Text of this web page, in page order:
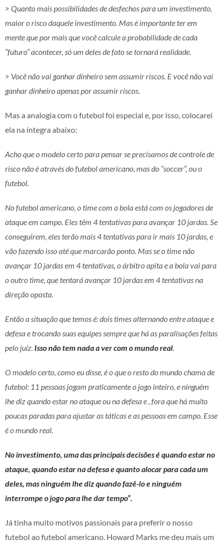
> Quanto mais possibilidades de desfechos para um investimento,
maior o risco daquele investimento. Mas é importante ter em
mente que por mais que você calcule a probabilidade de cada
“futuro” acontecer, só um deles de fato se tornará realidade.
> Você não vai ganhar dinheiro sem assumir riscos. E você não vai
ganhar dinheiro apenas por assumir riscos.
Mas a analogia com o futebol foi especial e, por isso, colocarei
ela na íntegra abaixo:
Acho que o modelo certo para pensar se precisamos de controle de
risco não é através do futebol americano, mas do “soccer”, ou o
futebol.
No futebol americano, o time com a bola está com os jogadores de
ataque em campo. Eles têm 4 tentativas para avançar 10 jardas. Se
conseguirem, eles terão mais 4 tentativas para ir mais 10 jardas, e
vão fazendo isso até que marcarão ponto. Mas se o time não
avançar 10 jardas em 4 tentativas, o árbitro apita e a bola vai para
o outro time, que tentará avançar 10 jardas em 4 tentativas na
direção oposta.
Então a situação que temos é: dois times alternando entre ataque e
defesa e trocando suas equipes sempre que há as paralisações feitas
pelo juíz. Isso não tem nada a ver com o mundo real.
O modelo certo, como eu disse, é o que o resto do mundo chama de
futebol: 11 pessoas jogam praticamente o jogo inteiro, e ninguém
lhe diz quando estar no ataque ou na defesa e , fora que há muito
poucas paradas para ajustar as táticas e as pessoas em campo. Esse
é o mundo real.
No investimento, uma das principais decisões é quando estar no
ataque, quando estar na defesa e quanto alocar para cada um
deles, mas ninguém lhe diz quando fazê-lo e ninguém
interrompe o jogo para lhe dar tempo”.
Já tinha muito motivos passionais para preferir o nosso
futebol ao futebol americano. Howard Marks me deu mais um